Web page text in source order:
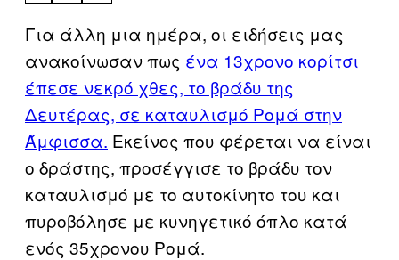
Για άλλη μια ημέρα, οι ειδήσεις μας
ανακοίνωσαν πως ένα 13χρονο κορίτσι
έπεσε νεκρό χθες, το βράδυ της
Δευτέρας, σε καταυλισμό Ρομά στην
Άμφισσα. Εκείνος που φέρεται να είναι
ο δράστης, προσέγγισε το βράδυ τον
καταυλισμό με το αυτοκίνητο του και
πυροβόλησε με κυνηγετικό όπλο κατά
ενός 35χρονου Ρομά.